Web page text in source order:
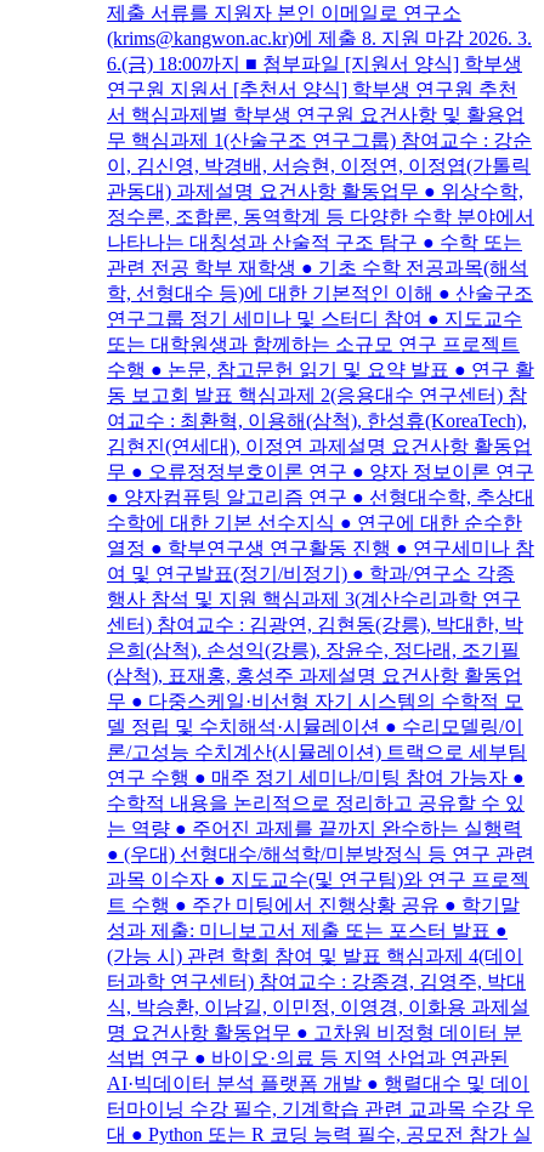
제출 서류를 지원자 본인 이메일로 연구소
(krims@kangwon.ac.kr)에 제출 8. 지원 마감 2026. 3.
6.(금) 18:00까지 ■ 첨부파일 [지원서 양식] 학부생
연구원 지원서 [추천서 양식] 학부생 연구원 추천
서 핵심과제별 학부생 연구원 요건사항 및 활용업
무 핵심과제 1(산술구조 연구그룹) 참여교수 : 강순
이, 김신영, 박경배, 서승현, 이정연, 이정엽(가톨릭
관동대) 과제설명 요건사항 활동업무 ● 위상수학,
정수론, 조합론, 동역학계 등 다양한 수학 분야에서
나타나는 대칭성과 산술적 구조 탐구 ● 수학 또는
관련 전공 학부 재학생 ● 기초 수학 전공과목(해석
학, 선형대수 등)에 대한 기본적인 이해 ● 산술구조
연구그룹 정기 세미나 및 스터디 참여 ● 지도교수
또는 대학원생과 함께하는 소규모 연구 프로젝트
수행 ● 논문, 참고문헌 읽기 및 요약 발표 ● 연구 활
동 보고회 발표 핵심과제 2(응용대수 연구센터) 참
여교수 : 최환혁, 이용해(삼척), 한성휴(KoreaTech),
김현진(연세대), 이정연 과제설명 요건사항 활동업
무 ● 오류정정부호이론 연구 ● 양자 정보이론 연구
● 양자컴퓨팅 알고리즘 연구 ● 선형대수학, 추상대
수학에 대한 기본 선수지식 ● 연구에 대한 순수한
열정 ● 학부연구생 연구활동 진행 ● 연구세미나 참
여 및 연구발표(정기/비정기) ● 학과/연구소 각종
행사 참석 및 지원 핵심과제 3(계산수리과학 연구
센터) 참여교수 : 김광연, 김현동(강릉), 박대한, 박
은희(삼척), 손성익(강릉), 장윤수, 정다래, 조기필
(삼척), 표재홍, 홍성주 과제설명 요건사항 활동업
무 ● 다중스케일·비선형 자기 시스템의 수학적 모
델 정립 및 수치해석·시뮬레이션 ● 수리모델링/이
론/고성능 수치계산(시뮬레이션) 트랙으로 세부팀
연구 수행 ● 매주 정기 세미나/미팅 참여 가능자 ●
수학적 내용을 논리적으로 정리하고 공유할 수 있
는 역량 ● 주어진 과제를 끝까지 완수하는 실행력
● (우대) 선형대수/해석학/미분방정식 등 연구 관련
과목 이수자 ● 지도교수(및 연구팀)와 연구 프로젝
트 수행 ● 주간 미팅에서 진행상황 공유 ● 학기말
성과 제출: 미니보고서 제출 또는 포스터 발표 ●
(가능 시) 관련 학회 참여 및 발표 핵심과제 4(데이
터과학 연구센터) 참여교수 : 강종경, 김영주, 박대
식, 박승환, 이남길, 이민정, 이영경, 이화용 과제설
명 요건사항 활동업무 ● 고차원 비정형 데이터 분
석법 연구 ● 바이오·의료 등 지역 산업과 연관된
AI·빅데이터 분석 플랫폼 개발 ● 행렬대수 및 데이
터마이닝 수강 필수, 기계학습 관련 교과목 수강 우
대 ● Python 또는 R 코딩 능력 필수, 공모전 참가 실